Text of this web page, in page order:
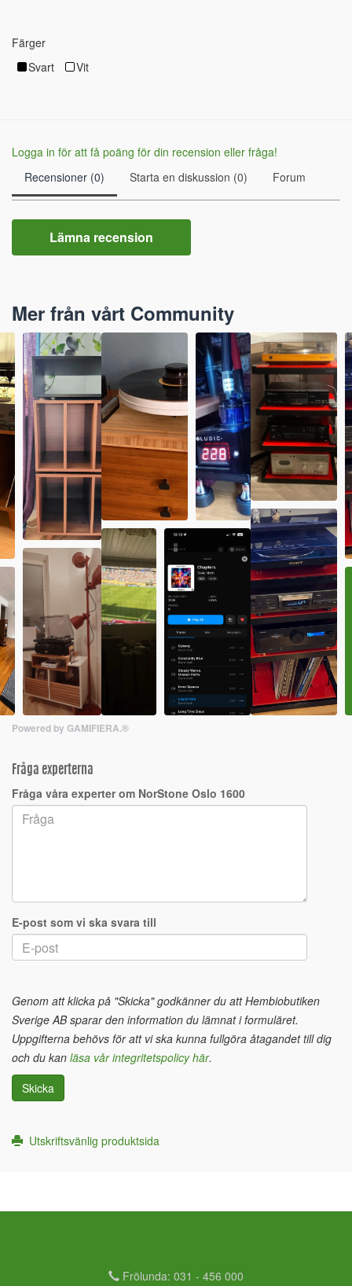
Färger
Svart
Vit
Logga in för att få poäng för din recension eller fråga!
Recensioner (0)
Starta en diskussion (0) Forum
Lämna recension
Mer från vårt Community
Powered by GAMIFIERA.®
Fråga experterna
Fråga våra experter om NorStone Oslo 1600
E-post som vi ska svara till
Genom att klicka på "Skicka" godkänner du att Hembiobutiken
Sverige AB sparar den information du lämnat i formuläret.
Uppgifterna behövs för att vi ska kunna fullgöra åtagandet till dig
och du kan läsa vår integritetspolicy här.
Skicka
Utskriftsvänlig produktsida
Frölunda: 031 - 456 000